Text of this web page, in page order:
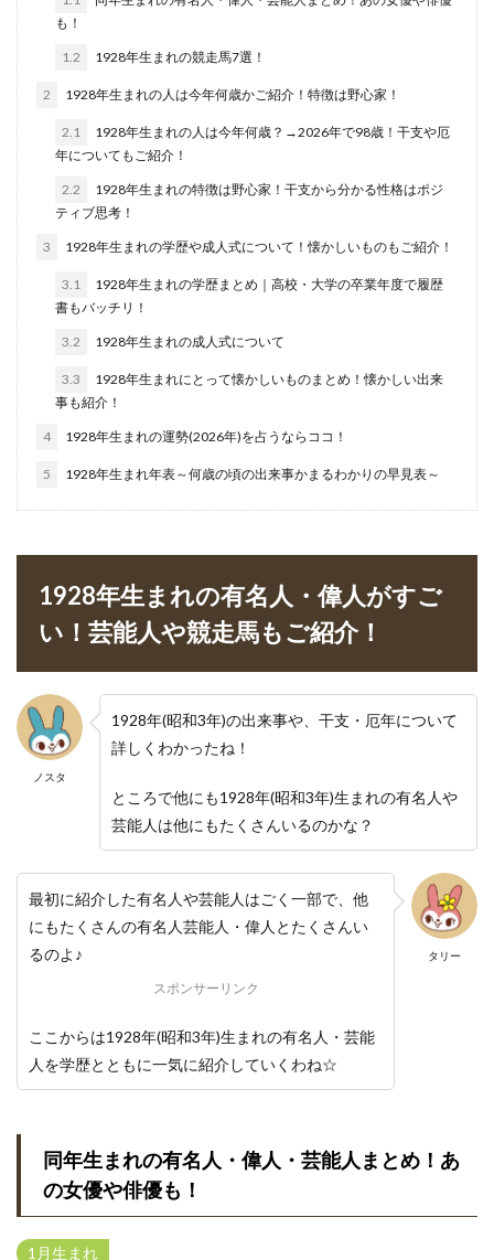
も！
1.2 1928年生まれの競走馬7選！
2 1928年生まれの人は今年何歳かご紹介！特徴は野心家！
2.1
1928年生まれの人は今年何歳？→2026年で98歳！干支や厄
年についてもご紹介！
2.2
1928年生まれの特徴は野心家！干支から分かる性格はポジ
ティブ思考！
3 1928年生まれの学歴や成人式について！懐かしいものもご紹介！
3.1
1928年生まれの学歴まとめ｜高校・大学の卒業年度で履歴
書もバッチリ！
3.2 1928年生まれの成人式について
3.3
1928年生まれにとって懐かしいものまとめ！懐かしい出来
事も紹介！
4 1928年生まれの運勢(2026年)を占うならココ！
5 1928年生まれ年表～何歳の頃の出来事かまるわかりの早見表～
1928年生まれの有名人・偉人がすご
い！芸能人や競走馬もご紹介！
ノスタ
1928年(昭和3年)の出来事や、干支・厄年について
詳しくわかったね！
ところで他にも1928年(昭和3年)生まれの有名人や
芸能人は他にもたくさんいるのかな？
タリー
最初に紹介した有名人や芸能人はごく一部で、他
にもたくさんの有名人芸能人・偉人とたくさんい
るのよ♪
スポンサーリンク
ここからは1928年(昭和3年)生まれの有名人・芸能
人を学歴とともに一気に紹介していくわね☆
同年生まれの有名人・偉人・芸能人まとめ！あ
の女優や俳優も！
1月生まれ